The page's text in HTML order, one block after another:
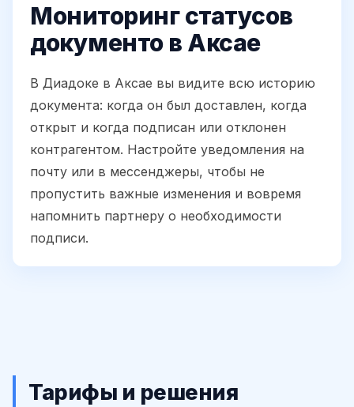
Мониторинг статусов
документо в Аксае
В Диадоке в Аксае вы видите всю историю
документа: когда он был доставлен, когда
открыт и когда подписан или отклонен
контрагентом. Настройте уведомления на
почту или в мессенджеры, чтобы не
пропустить важные изменения и вовремя
напомнить партнеру о необходимости
подписи.
Тарифы и решения